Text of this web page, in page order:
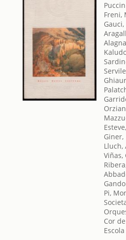
Freni,
Giner,
Lluch,
Viñas,
Pi,
Cor